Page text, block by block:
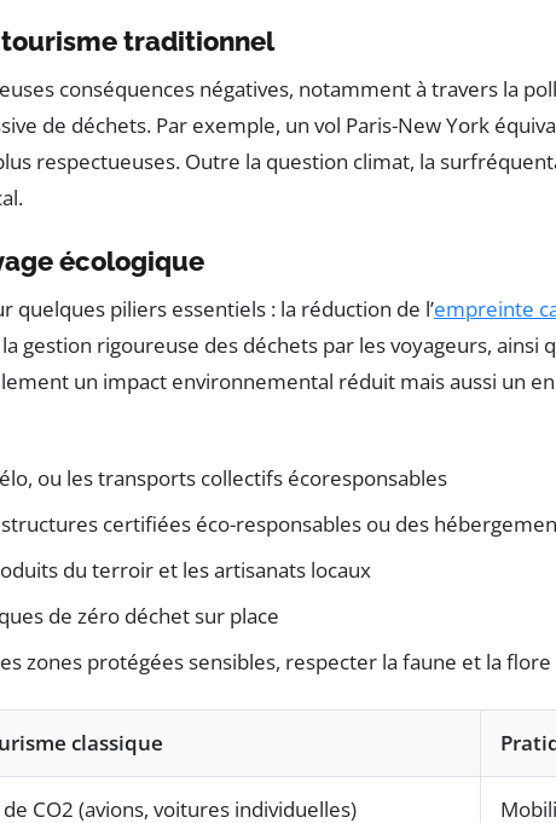
traditionnel
conséquences négatives, notamment à travers la
de déchets. Par exemple, un vol Paris-New York
respectueuses. Outre la question climat, la
écologique
quelques piliers essentiels : la réduction de l’empreinte
gestion rigoureuse des déchets par les voyageurs,
un impact environnemental réduit mais aussi un
ou les transports collectifs écoresponsables
certifiées éco-responsables ou des
du terroir et les artisanats locaux
de zéro déchet sur place
zones protégées sensibles, respecter la faune et la flore
classique
CO2 (avions, voitures individuelles)